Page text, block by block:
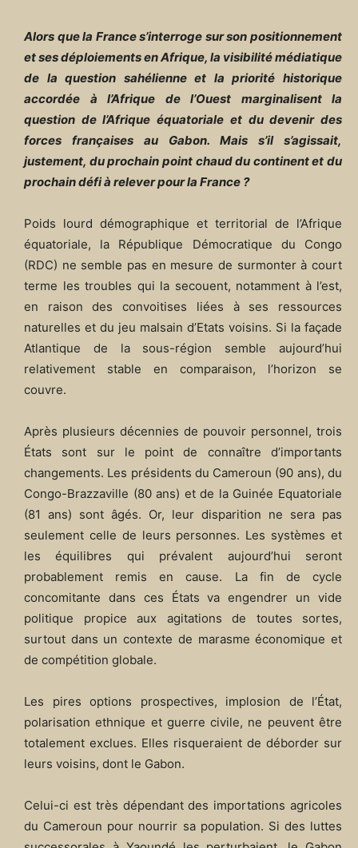
Alors que la France s’interroge sur son positionnement
et ses déploiements en Afrique, la visibilité médiatique
de la question sahélienne et la priorité historique
accordée à l’Afrique de l’Ouest marginalisent la
question de l’Afrique équatoriale et du devenir des
forces françaises au Gabon. Mais s’il s’agissait,
justement, du prochain point chaud du continent et du
prochain défi à relever pour la France ?
Poids lourd démographique et territorial de l’Afrique
équatoriale, la République Démocratique du Congo
(RDC) ne semble pas en mesure de surmonter à court
terme les troubles qui la secouent, notamment à l’est,
en raison des convoitises liées à ses ressources
naturelles et du jeu malsain d’Etats voisins. Si la façade
Atlantique de la sous-région semble aujourd’hui
relativement stable en comparaison, l’horizon se
couvre.
Après plusieurs décennies de pouvoir personnel, trois
États sont sur le point de connaître d’importants
changements. Les présidents du Cameroun (90 ans), du
Congo-Brazzaville (80 ans) et de la Guinée Equatoriale
(81 ans) sont âgés. Or, leur disparition ne sera pas
seulement celle de leurs personnes. Les systèmes et
les équilibres qui prévalent aujourd’hui seront
probablement remis en cause. La fin de cycle
concomitante dans ces États va engendrer un vide
politique propice aux agitations de toutes sortes,
surtout dans un contexte de marasme économique et
de compétition globale.
Les pires options prospectives, implosion de l’État,
polarisation ethnique et guerre civile, ne peuvent être
totalement exclues. Elles risqueraient de déborder sur
leurs voisins, dont le Gabon.
Celui-ci est très dépendant des importations agricoles
du Cameroun pour nourrir sa population. Si des luttes